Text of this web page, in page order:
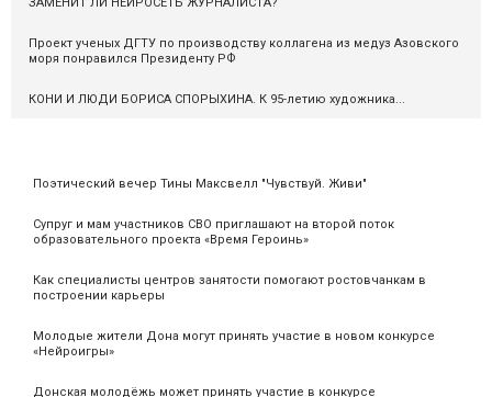
Поэтический вечер Тины Максвелл "Чувствуй. Живи"
Супруг и мам участников СВО приглашают на второй поток
образовательного проекта «Время Героинь»
Как специалисты центров занятости помогают ростовчанкам в
построении карьеры
Молодые жители Дона могут принять участие в новом конкурсе
«Нейроигры»
Донская молодёжь может принять участие в конкурсе
Проект ученых ДГТУ по производству коллагена из медуз Азовского
моря понравился Президенту РФ
КОНИ И ЛЮДИ БОРИСА СПОРЫХИНА. К 95-летию художника...